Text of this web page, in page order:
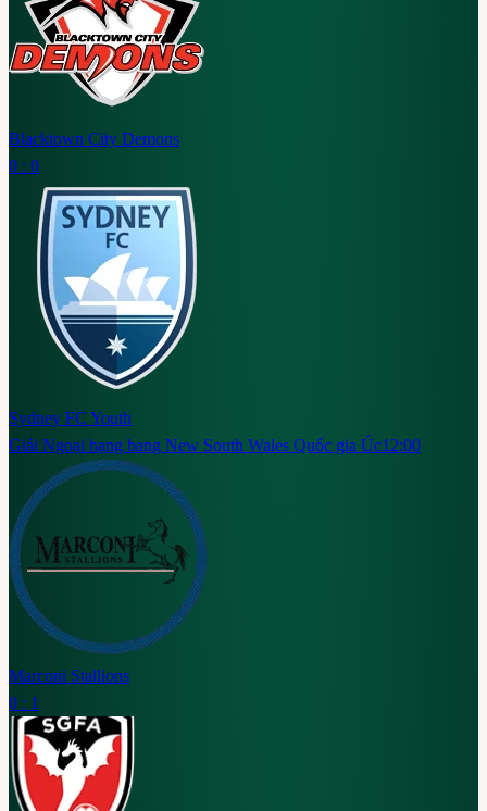
Blacktown City Demons
0 : 0
Sydney FC Youth
Giải Ngoại hạng bang New South Wales Quốc gia Úc12:00
Marconi Stallions
0 : 1